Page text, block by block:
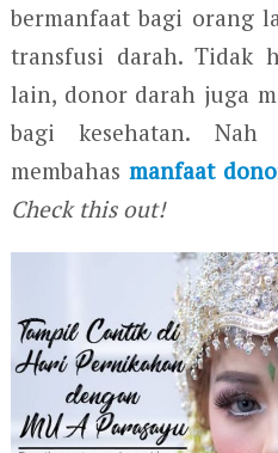
bermanfaat bagi orang
transfusi darah. Tidak
lain, donor darah juga
bagi kesehatan.
membahas manfaat
Check this out!